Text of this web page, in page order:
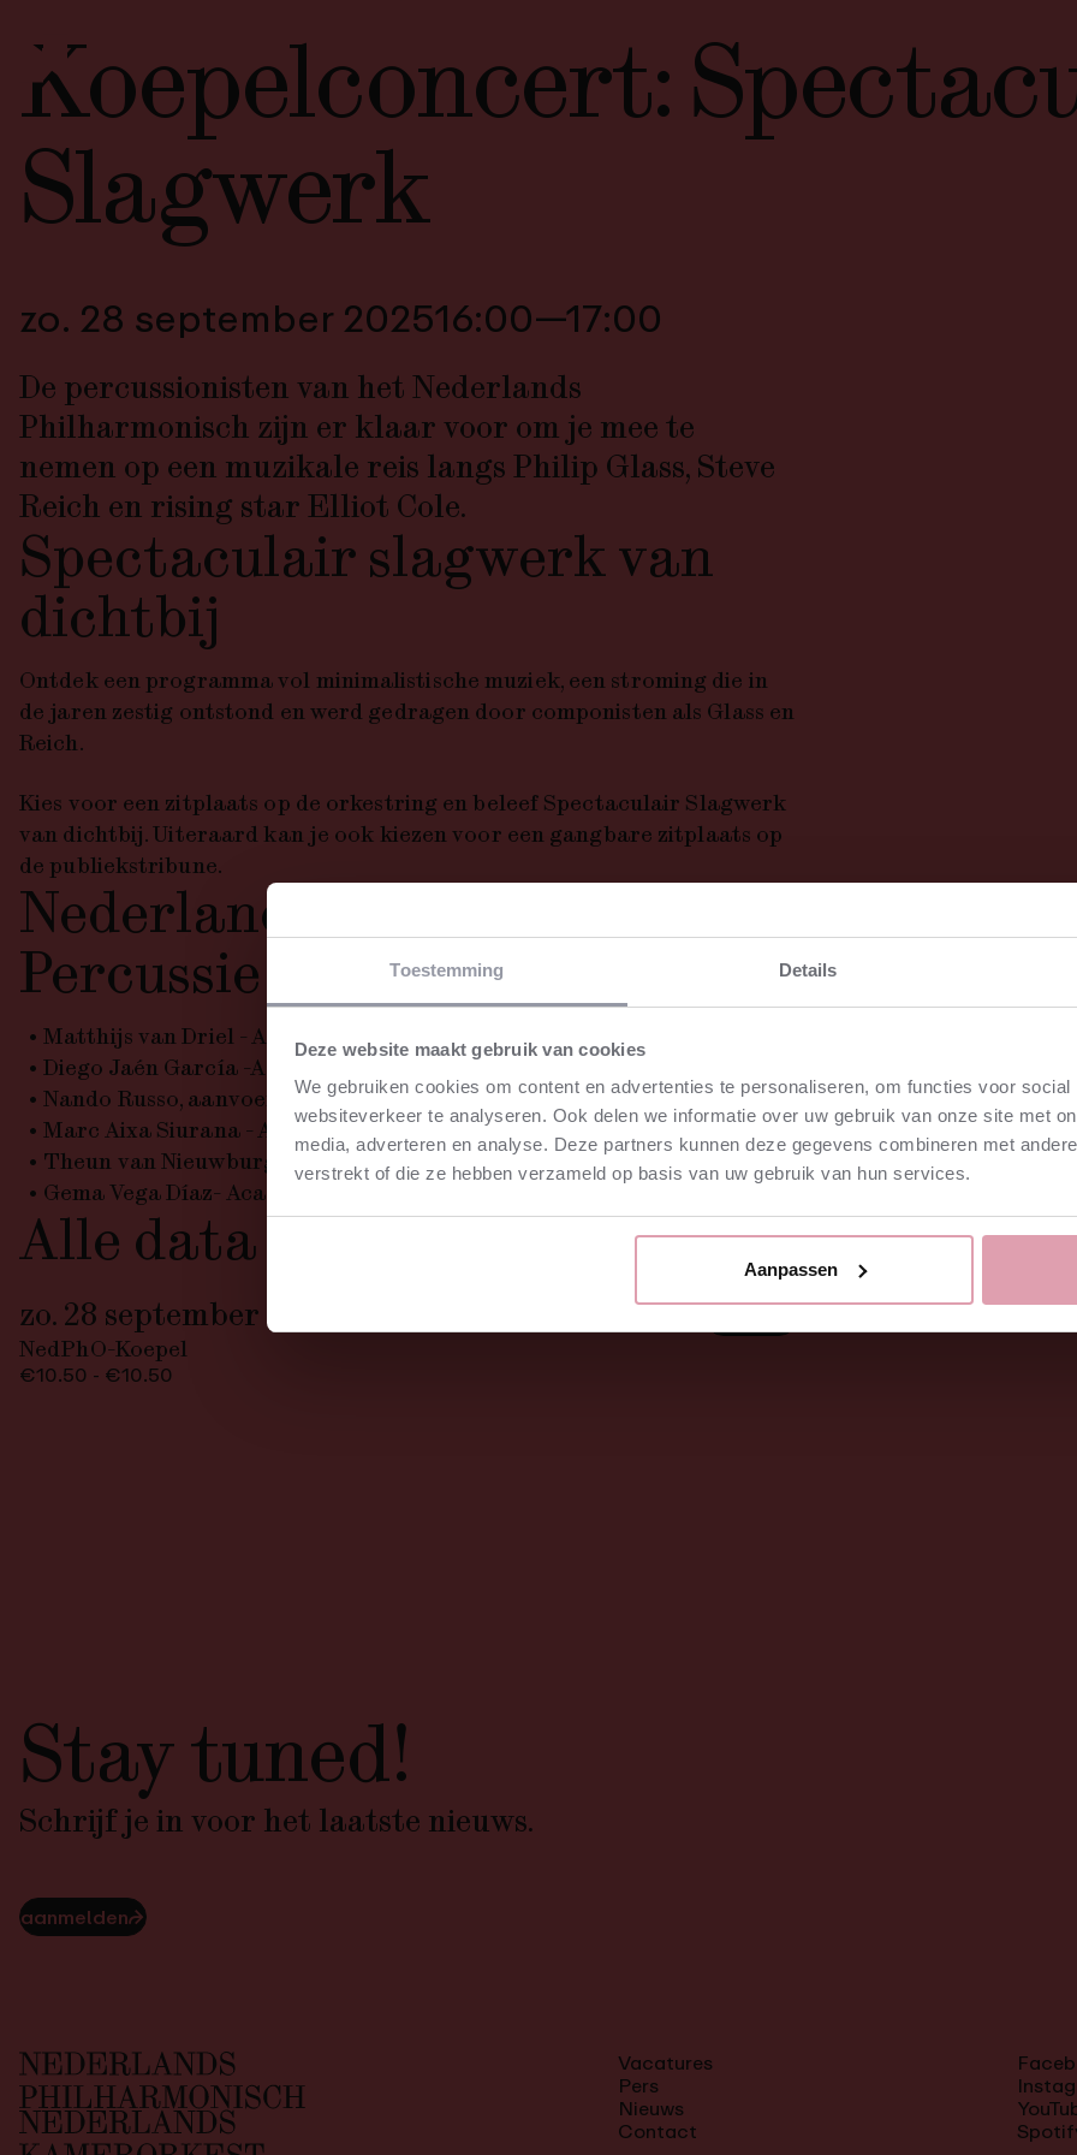
Toestemming Details
Deze website maakt gebruik van cookies
We gebruiken cookies om content en advertenties te personaliseren, om functies voor
websiteverkeer te analyseren. Ook delen we informatie over uw gebruik van onze site met
media, adverteren en analyse. Deze partners kunnen deze gegevens combineren met
verstrekt of die ze hebben verzameld op basis van uw gebruik van hun services.
Aanpassen
Koepelconcert:
Slagwerk
zo. 28 september 202516:00—17:00
De percussionisten van het Nederlands
Philharmonisch zijn er klaar voor om je mee te
nemen op een muzikale reis langs Philip Glass, Steve
Reich en rising star Elliot Cole.
Spectaculair slagwerk van
dichtbij
Ontdek een programma vol minimalistische muziek, een stroming die in
de jaren zestig ontstond en werd gedragen door componisten als Glass en
Reich.
Kies voor een zitplaats op de orkestring en beleef Spectaculair Slagwerk
van dichtbij. Uiteraard kan je ook kiezen voor een gangbare zitplaats op
de publiekstribune.
Nederlands Philharmonisch
Percussie Ensemble
Matthijs van Driel - Aanvoerder Slagwerk
Diego Jaén García -Aanvoerder Slagwerk
Nando Russo, aanvoerder slagwerk
Marc Aixa Siurana - Aanvoerder Pauken
Theun van Nieuwburg - Aanvoerder Pauken
Gema Vega Díaz- Academist Slagwerk
Alle data
zo. 28 september 2025
NedPhO-Koepel
€10.50 - €10.50
Stay tuned!
Schrijf je in voor het laatste nieuws.
aanmelden⮫
Vacatures
Pers
Nieuws
Contact